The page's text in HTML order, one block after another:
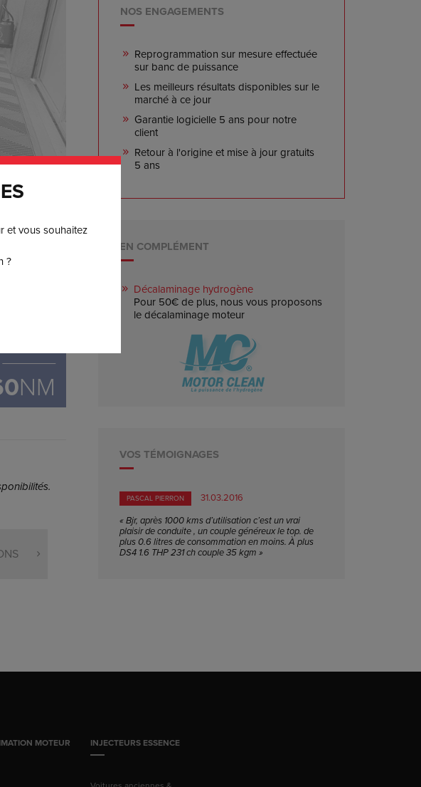
NM
NOS ENGAGEMENTS
Reprogrammation sur mesure effectuée
sur banc de puissance
Les meilleurs résultats disponibles sur le
marché à ce jour
Garantie logicielle 5 ans pour notre
client
Retour à l'origine et mise à jour gratuits
5 ans
EN COMPLÉMENT
Décalaminage hydrogène
Pour 50€ de plus, nous vous proposons
le décalaminage moteur
VOS TÉMOIGNAGES
PASCAL PIERRON
31.03.2016
« Bjr, après 1000 kms d’utilisation c’est un vrai
plaisir de conduite , un couple généreux le top. de
plus 0.6 litres de consommation en moins. À plus
DS4 1.6 THP 231 ch couple 35 kgm »
et vous souhaitez
?
MOTEUR INJECTEURS ESSENCE